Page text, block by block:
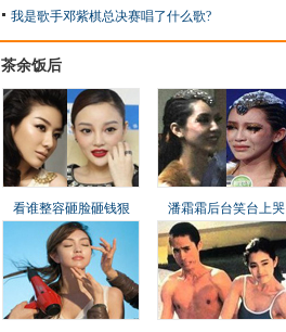
我是歌手邓紫棋总决赛唱了什么歌?
茶余饭后
看谁整容砸脸砸钱狠 潘霜霜后台笑台上哭